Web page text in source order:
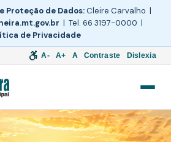
Proteção de Dados:Cleire Carvalho |
| Tel. 66 3197-0000 |
de Privacidade
A- A+ A Contraste Dislexia